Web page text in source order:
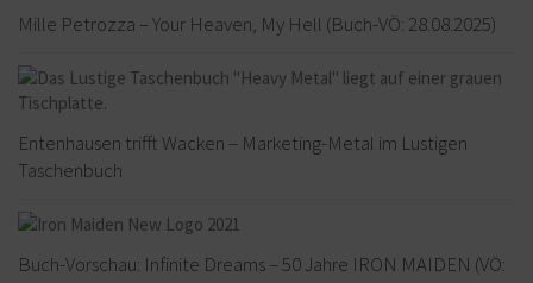
Mille Petrozza – Your Heaven, My Hell (Buch-VÖ: 28.08.2025)
Entenhausen trifft Wacken – Marketing-Metal im Lustigen
Taschenbuch
Buch-Vorschau: Infinite Dreams – 50 Jahre IRON MAIDEN (VÖ: